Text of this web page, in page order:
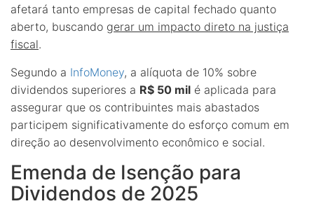
afetará tanto empresas de capital fechado quanto
aberto, buscando gerar um impacto direto na justiça
fiscal.
Segundo a InfoMoney, a alíquota de 10% sobre
dividendos superiores a R$ 50 mil é aplicada para
assegurar que os contribuintes mais abastados
participem significativamente do esforço comum em
direção ao desenvolvimento econômico e social.
Emenda de Isenção para
Dividendos de 2025